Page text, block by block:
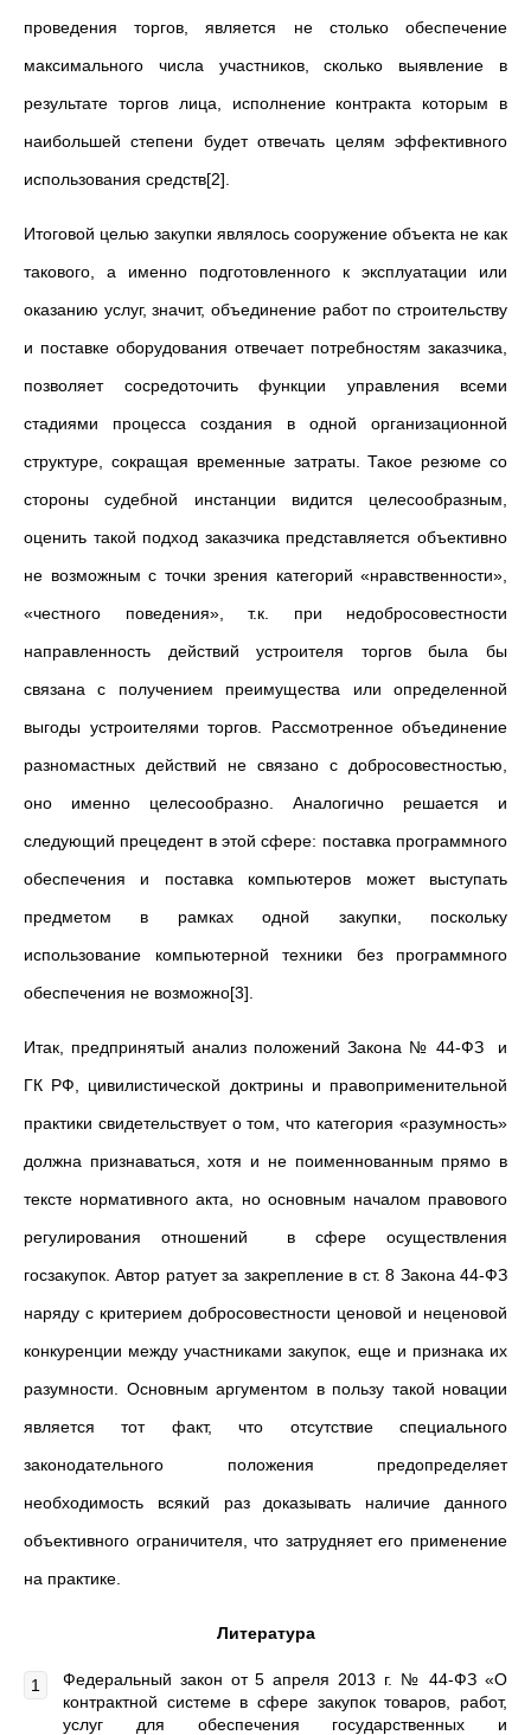
проведения торгов, является не столько обеспечение
максимального числа участников, сколько выявление в
результате торгов лица, исполнение контракта которым в
наибольшей степени будет отвечать целям эффективного
использования средств[2].
Итоговой целью закупки являлось сооружение объекта не как
такового, а именно подготовленного к эксплуатации или
оказанию услуг, значит, объединение работ по строительству
и поставке оборудования отвечает потребностям заказчика,
позволяет сосредоточить функции управления всеми
стадиями процесса создания в одной организационной
структуре, сокращая временные затраты. Такое резюме со
стороны судебной инстанции видится целесообразным,
оценить такой подход заказчика представляется объективно
не возможным с точки зрения категорий «нравственности»,
«честного поведения», т.к. при недобросовестности
направленность действий устроителя торгов была бы
связана с получением преимущества или определенной
выгоды устроителями торгов. Рассмотренное объединение
разномастных действий не связано с добросовестностью,
оно именно целесообразно. Аналогично решается и
следующий прецедент в этой сфере: поставка программного
обеспечения и поставка компьютеров может выступать
предметом в рамках одной закупки, поскольку
использование компьютерной техники без программного
обеспечения не возможно[3].
Итак, предпринятый анализ положений Закона № 44-ФЗ и
ГК РФ, цивилистической доктрины и правоприменительной
практики свидетельствует о том, что категория «разумность»
должна признаваться, хотя и не поименнованным прямо в
тексте нормативного акта, но основным началом правового
регулирования отношений в сфере осуществления
госзакупок. Автор ратует за закрепление в ст. 8 Закона 44-ФЗ
наряду с критерием добросовестности ценовой и неценовой
конкуренции между участниками закупок, еще и признака их
разумности. Основным аргументом в пользу такой новации
является тот факт, что отсутствие специального
законодательного положения предопределяет
необходимость всякий раз доказывать наличие данного
объективного ограничителя, что затрудняет его применение
на практике.
Литература
Федеральный закон от 5 апреля 2013 г. № 44-ФЗ «О
контрактной системе в сфере закупок товаров, работ,
услуг для обеспечения государственных и